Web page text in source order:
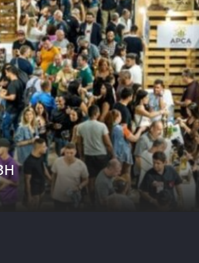
ampliar autonomia